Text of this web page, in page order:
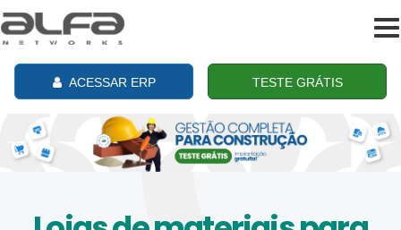
ACESSAR ERP TESTE GRÁTIS